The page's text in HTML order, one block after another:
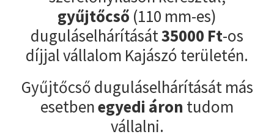
gyűjtőcső (110 mm-es)
duguláselhárítását35000 Ft-os
díjjal vállalom Kajászó területén.
Gyűjtőcső duguláselhárítását más
esetbenegyedi áron tudom
vállalni.